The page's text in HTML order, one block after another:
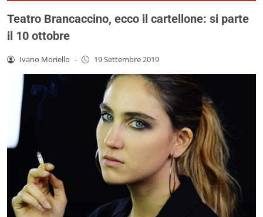
Teatro Brancaccino, ecco il cartellone: si parte
il 10 ottobre
Ivano Moriello - 19 Settembre 2019